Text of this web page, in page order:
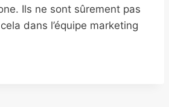
Ils ne sont sûrement pas
dans l’équipe marketing